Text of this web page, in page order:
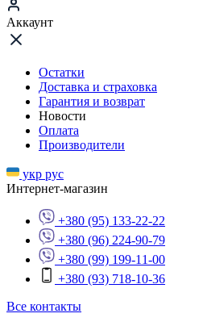
Аккаунт
Остатки
Доставка и страховка
Гарантия и возврат
Новости
Оплата
Производители
укр рус
Интернет-магазин
+380 (95) 133-22-22
+380 (96) 224-90-79
+380 (99) 199-11-00
+380 (93) 718-10-36
Все контакты